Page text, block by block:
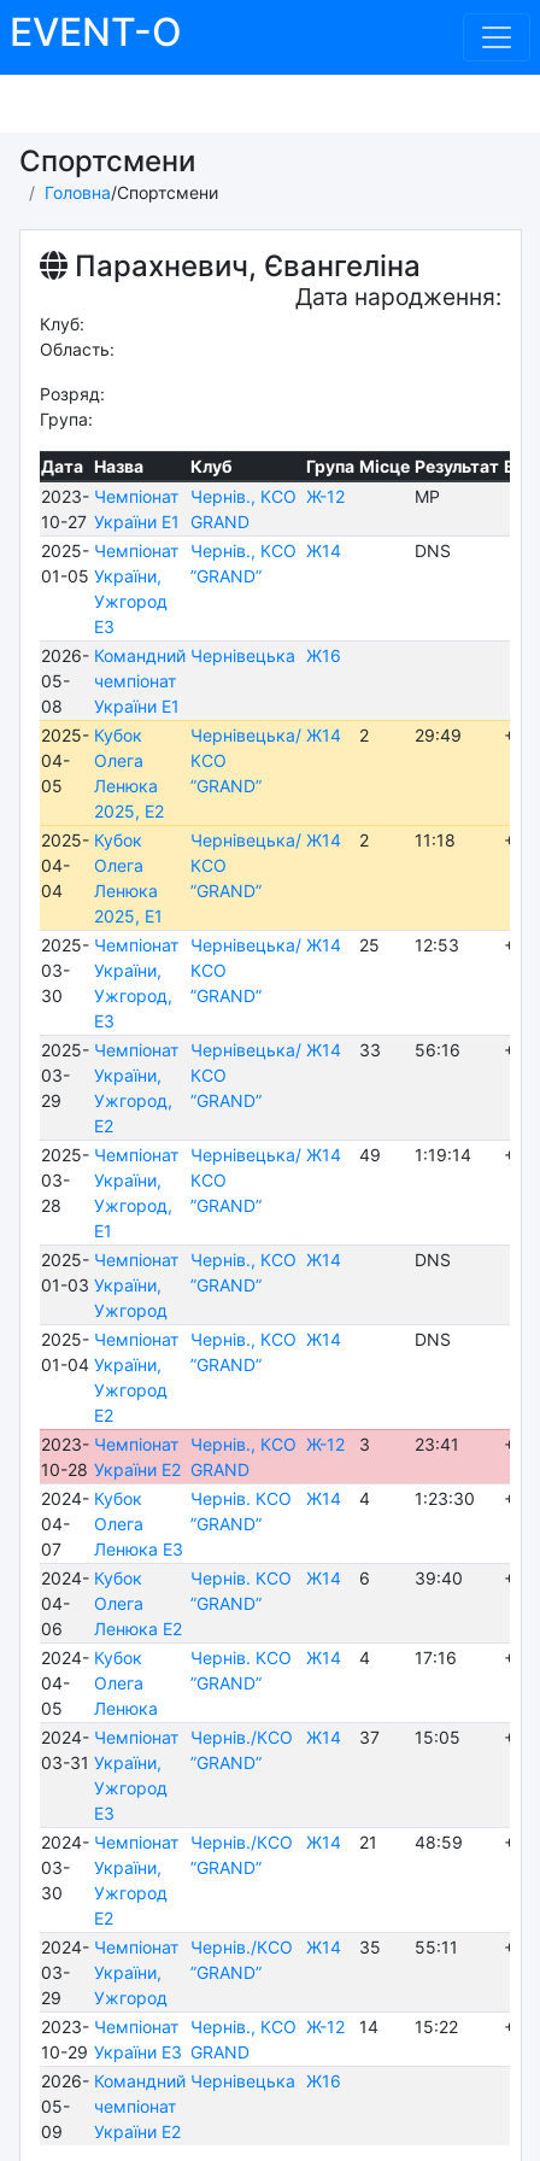
EVENT-O
Спортсмени
Головна/Спортсмени
Парахневич, Євангеліна
Дата народження:
Клуб:
Область:
Розряд:
Група:
Дата Назва Клуб Група Місце Результат
2023-
10-27
Чемпіонат
України E1
Чернів., КСО
GRAND
Ж-12 MP
2025-
01-05
Чемпіонат
України,
Ужгород
E3
Чернів., КСО
”GRAND”
Ж14 DNS
2026-
05-
08
Командний
чемпіонат
України E1
Чернівецька Ж16
2025-
04-
05
Кубок
Олега
Ленюка
2025, E2
Чернівецька/
КСО
”GRAND”
Ж14 2 29:49 +
2025-
04-
04
Кубок
Олега
Ленюка
2025, E1
Чернівецька/
КСО
”GRAND”
Ж14 2 11:18 +
2025-
03-
30
Чемпіонат
України,
Ужгород,
E3
Чернівецька/
КСО
”GRAND”
Ж14 25 12:53
2025-
03-
29
Чемпіонат
України,
Ужгород,
E2
Чернівецька/
КСО
”GRAND”
Ж14 33 56:16
2025-
03-
28
Чемпіонат
України,
Ужгород,
E1
Чернівецька/
КСО
”GRAND”
Ж14 49 1:19:14
2025-
01-03
Чемпіонат
України,
Ужгород
Чернів., КСО
”GRAND”
Ж14 DNS
2025-
01-04
Чемпіонат
України,
Ужгород
E2
Чернів., КСО
”GRAND”
Ж14 DNS
2023-
10-28
Чемпіонат
України E2
Чернів., КСО
GRAND
Ж-12 3 23:41 +
2024-
04-
07
Кубок
Олега
Ленюка E3
Чернів. КСО
”GRAND”
Ж14 4 1:23:30 +
2024-
04-
06
Кубок
Олега
Ленюка E2
Чернів. КСО
”GRAND”
Ж14 6 39:40
2024-
04-
05
Кубок
Олега
Ленюка
Чернів. КСО
”GRAND”
Ж14 4 17:16 +
2024-
03-31
Чемпіонат
України,
Ужгород
E3
Чернів./КСО
”GRAND”
Ж14 37 15:05 +
2024-
03-
30
Чемпіонат
України,
Ужгород
E2
Чернів./КСО
”GRAND”
Ж14 21 48:59
2024-
03-
29
Чемпіонат
України,
Ужгород
Чернів./КСО
”GRAND”
Ж14 35 55:11
2023-
10-29
Чемпіонат
України E3
Чернів., КСО
GRAND
Ж-12 14 15:22 +
2026-
05-
09
Командний
чемпіонат
України E2
Чернівецька Ж16